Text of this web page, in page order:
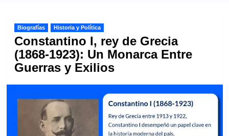
Biografías Historia y Política
Constantino I, rey de Grecia
(1868-1923): Un Monarca Entre
Guerras y Exilios